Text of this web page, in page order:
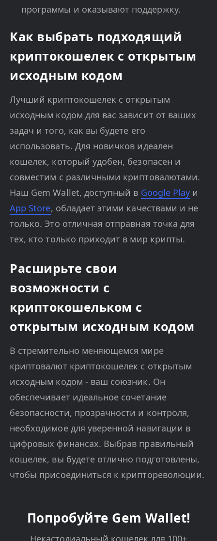
программы и оказывают поддержку.
Как выбрать подходящий
криптокошелек с открытым
исходным кодом
Лучший криптокошелек с открытым
исходным кодом для вас зависит от ваших
задач и того, как вы будете его
использовать. Для новичков идеален
кошелек, который удобен, безопасен и
совместим с различными криптовалютами.
Наш Gem Wallet, доступный в Google Play и
App Store, обладает этими качествами и не
только. Это отличная отправная точка для
тех, кто только приходит в мир крипты.
Расширьте свои
возможности с
криптокошельком с
открытым исходным кодом
В стремительно меняющемся мире
криптовалют криптокошелек с открытым
исходным кодом - ваш союзник. Он
обеспечивает идеальное сочетание
безопасности, прозрачности и контроля,
необходимое для уверенной навигации в
цифровых финансах. Выбрав правильный
кошелек, вы будете отлично подготовлены,
чтобы присоединиться к криптореволюции.
Попробуйте Gem Wallet!
Некастодиальный кошелек для 100+